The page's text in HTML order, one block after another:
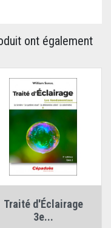
ont également
Traité d'Éclairage
3e...